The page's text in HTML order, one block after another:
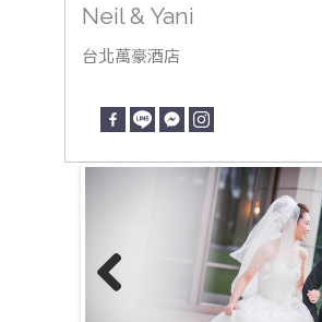
Neil & Yani
台北萬豪酒店